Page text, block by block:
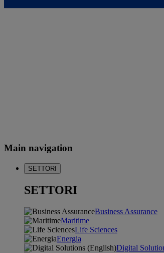
Main navigation
SETTORI
SETTORI
Business Assurance
Maritime
Life Sciences
Energia
Digital